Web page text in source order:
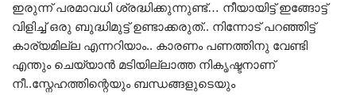
ഇരുന്ന് പരമാവധി ശ്രദ്ധിക്കുന്നുണ്ട്… നീയായിട്ട് ഇങ്ങോട്ട്
വിളിച്ച് ഒരു ബുദ്ധിമുട്ട് ഉണ്ടാക്കരുത്.. നിന്നോട് പറഞ്ഞിട്ട്
കാര്യമില്ല എന്നറിയാം.. കാരണം പണത്തിനു വേണ്ടി
എന്തും ചെയ്യാൻ മടിയില്ലാത്ത നികൃഷ്ടനാണ്
നീ..സ്നേഹത്തിന്റെയും ബന്ധങ്ങളുടെയും